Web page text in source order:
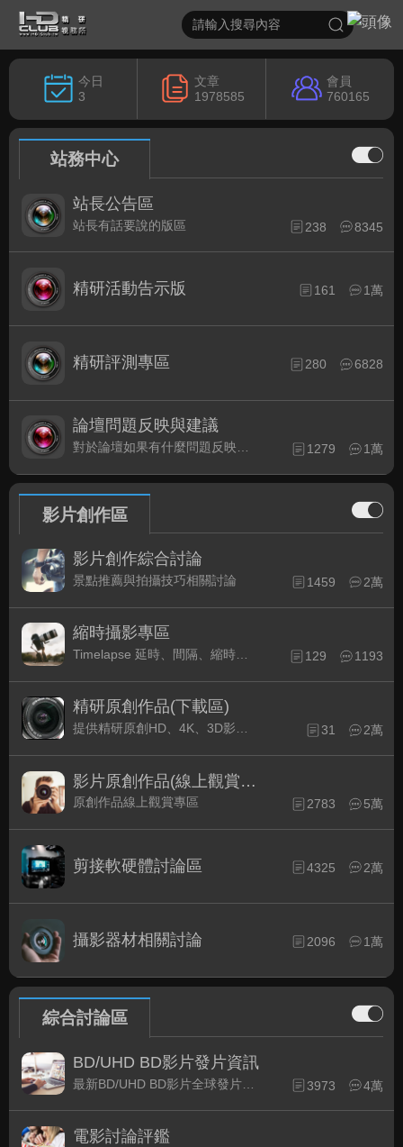
今日
3
文章
1978585
會員
760165
站務中心
站長公告區
站長有話要說的版區 238 8345
精研活動告示版 161 1萬
精研評測專區 280 6828
論壇問題反映與建議
對於論壇如果有什麼問題反映或是建議, 竭誠歡迎在這裡盡情發表 1279 1萬
影片創作區
影片創作綜合討論
景點推薦與拍攝技巧相關討論 1459 2萬
縮時攝影專區
129 1193
精研原創作品(下載區)
提供精研原創HD、4K、3D影片作品下載專區 31 2萬
影片原創作品(線上觀賞區)
原創作品線上觀賞專區 2783 5萬
剪接軟硬體討論區 4325 2萬
攝影器材相關討論 2096 1萬
綜合討論區
BD/UHD BD影片發片資訊
3973 4萬
電影討論評鑑